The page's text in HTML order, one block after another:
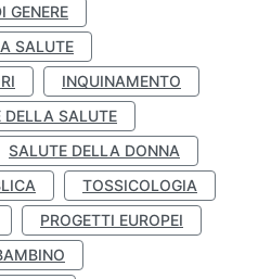
GENERE
SALUTE
INQUINAMENTO
DELLA SALUTE
SALUTE DELLA DONNA
TOSSICOLOGIA
PROGETTI EUROPEI